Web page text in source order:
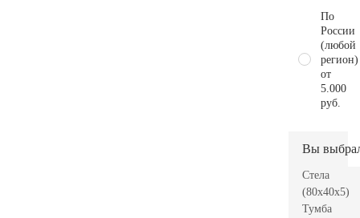
По
России
(любой
регион)
от
5.000
руб.
Вы
Стела
(80x40x5)
Тумба